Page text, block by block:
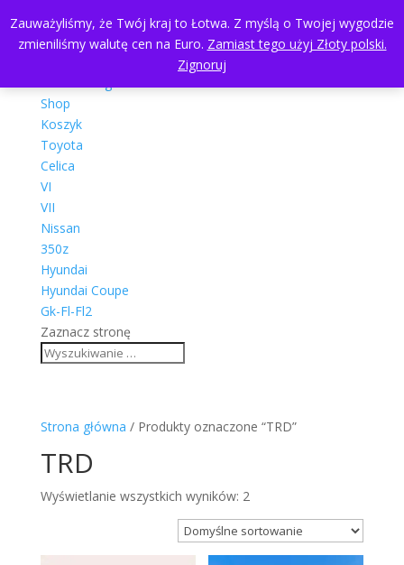
Shop
Koszyk
Toyota
Celica
VI
VII
Nissan
350z
Hyundai
Hyundai Coupe
Gk-Fl-Fl2
Zaznacz stronę
Strona główna / Produkty oznaczone “TRD”
TRD
Wyświetlanie wszystkich wyników: 2
Zauważyliśmy, że Twój kraj to Łotwa. Z myślą o Twojej wygodzie
zmieniliśmy walutę cen na Euro. Zamiast tego użyj Złoty polski.
Zignoruj